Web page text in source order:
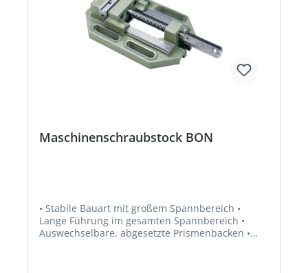
Maschinenschraubstock BON
• Stabile Bauart mit großem Spannbereich •
Lange Führung im gesamten Spannbereich •
Auswechselbare, abgesetzte Prismenbacken •